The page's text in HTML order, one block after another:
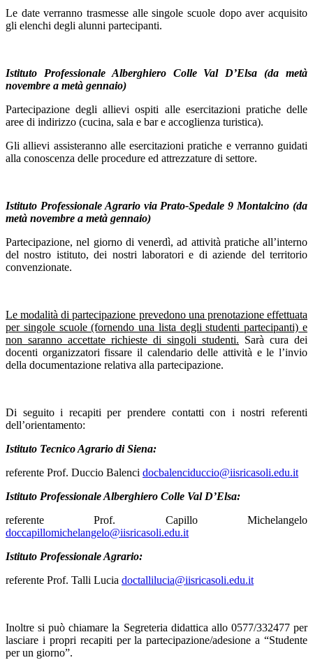
Le date verranno trasmesse alle singole scuole dopo aver acquisito
gli elenchi degli alunni partecipanti.
Istituto Professionale Alberghiero Colle Val D’Elsa (da metà
novembre a metà gennaio)
Partecipazione degli allievi ospiti alle esercitazioni pratiche delle
aree di indirizzo (cucina, sala e bar e accoglienza turistica).
Gli allievi assisteranno alle esercitazioni pratiche e verranno guidati
alla conoscenza delle procedure ed attrezzature di settore.
Istituto Professionale Agrario via Prato-Spedale 9 Montalcino (da
metà novembre a metà gennaio)
Partecipazione, nel giorno di venerdì, ad attività pratiche all’interno
del nostro istituto, dei nostri laboratori e di aziende del territorio
convenzionate.
Le modalità di partecipazione prevedono una prenotazione effettuata
per singole scuole (fornendo una lista degli studenti partecipanti) e
non saranno accettate richieste di singoli studenti. Sarà cura dei
docenti organizzatori fissare il calendario delle attività e le l’invio
della documentazione relativa alla partecipazione.
Di seguito i recapiti per prendere contatti con i nostri referenti
dell’orientamento:
Istituto Tecnico Agrario di Siena:
referente Prof. Duccio Balenci docbalenciduccio@iisricasoli.edu.it
Istituto Professionale Alberghiero Colle Val D’Elsa:
referente Prof. Capillo Michelangelo
doccapillomichelangelo@iisricasoli.edu.it
Istituto Professionale Agrario:
referente Prof. Talli Lucia doctallilucia@iisricasoli.edu.it
Inoltre si può chiamare la Segreteria didattica allo 0577/332477 per
lasciare i propri recapiti per la partecipazione/adesione a “Studente
per un giorno”.